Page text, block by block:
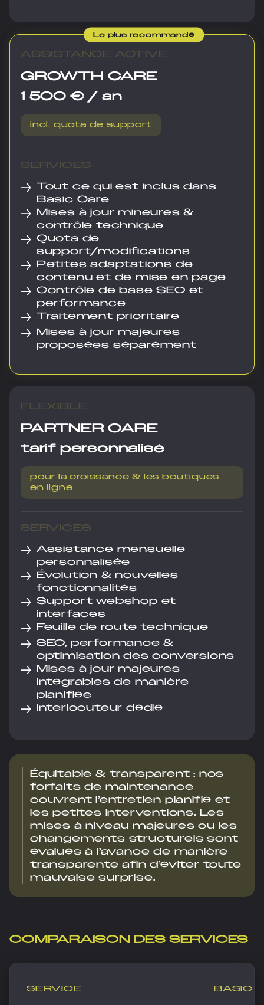
Le plus recommandé
ASSISTANCE ACTIVE
GROWTH CARE
1 500 € / an
incl. quota de support
SERVICES
→ Tout ce qui est inclus dans
Basic Care
→ Mises à jour mineures &
contrôle technique
→ Quota de
support/modifications
→ Petites adaptations de
contenu et de mise en page
→ Contrôle de base SEO et
performance
→ Traitement prioritaire
→ Mises à jour majeures
proposées séparément
FLEXIBLE
PARTNER CARE
tarif personnalisé
pour la croissance & les boutiques
en ligne
SERVICES
→ Assistance mensuelle
personnalisée
→ Évolution & nouvelles
fonctionnalités
→ Support webshop et
interfaces
→ Feuille de route technique
→ SEO, performance &
optimisation des conversions
→ Mises à jour majeures
intégrables de manière
planifiée
→ Interlocuteur dédié
Équitable & transparent : nos
forfaits de maintenance
couvrent l’entretien planifié et
les petites interventions. Les
mises à niveau majeures ou les
changements structurels sont
évalués à l’avance de manière
transparente afin d’éviter toute
mauvaise surprise.
COMPARAISON DES SERVICES
SERVICE BASIC